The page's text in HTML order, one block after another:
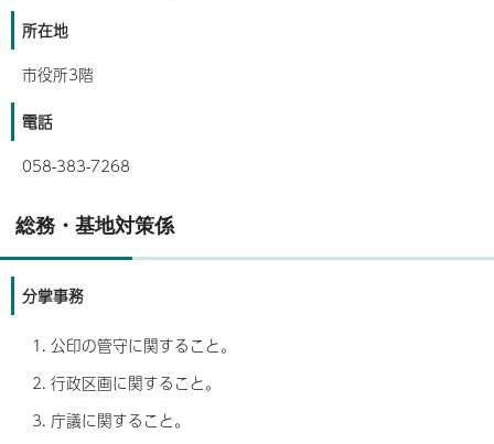
所在地
市役所3階
電話
058-383-7268
総務・基地対策係
分掌事務
公印の管守に関すること。
行政区画に関すること。
庁議に関すること。